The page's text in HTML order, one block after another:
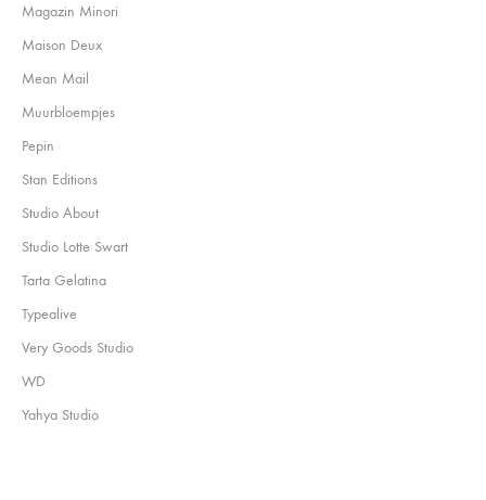
Magazin Minori
Maison Deux
Mean Mail
Muurbloempjes
Pepin
Stan Editions
Studio About
Studio Lotte Swart
Tarta Gelatina
Typealive
Very Goods Studio
WD
Yahya Studio